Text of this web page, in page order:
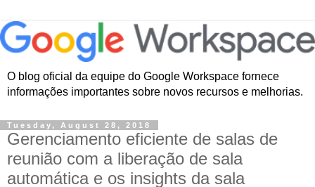
O blog oficial da equipe do Google Workspace fornece
informações importantes sobre novos recursos e melhorias.
Tuesday, August 28, 2018
Gerenciamento eficiente de salas de
reunião com a liberação de sala
automática e os insights da sala